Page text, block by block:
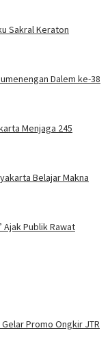
Sakral Keraton
Dalem ke-38
Menjaga 245
Belajar Makna
Ajak Publik Rawat
Promo Ongkir JTR